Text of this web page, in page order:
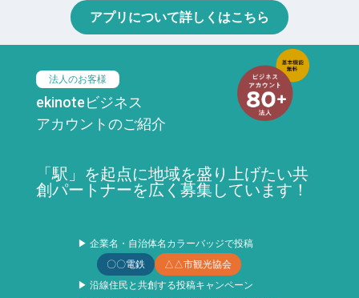
アプリについて詳しくはこちら
法人のお客様
ekinoteビジネス
アカウントのご紹介
「駅」を起点に地域を盛り上げたい共
創パートナーを広く募集しています！
▶ 企業名・自治体名カラーバッジで投稿
〇〇電鉄
△△市観光協会
▶ 沿線住民と共創する投稿キャンペーン